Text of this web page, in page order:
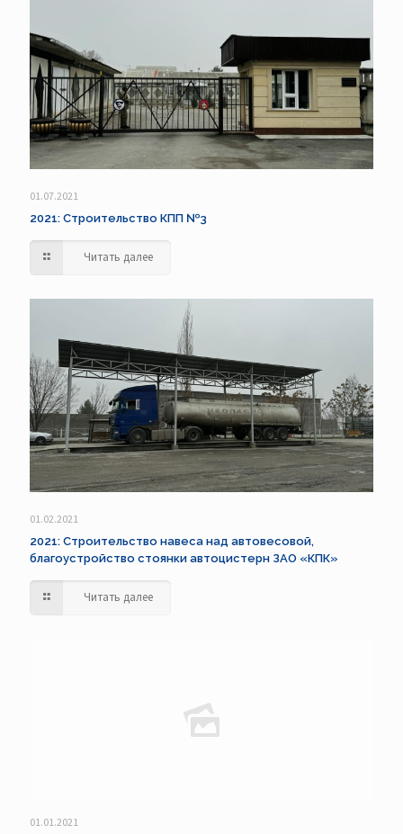
01.07.2021
2021: Строительство КПП №3
Читать далее
01.02.2021
2021: Строительство навеса над автовесовой,
благоустройство стоянки автоцистерн ЗАО «КПК»
Читать далее
01.01.2021